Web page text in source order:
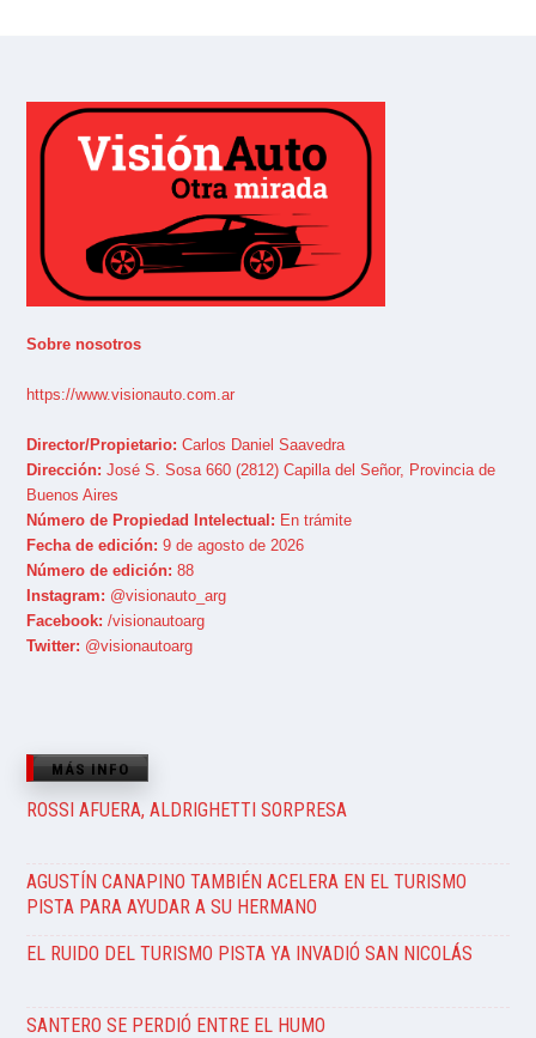
Sobre nosotros
https://www.visionauto.com.ar
Director/Propietario: Carlos Daniel Saavedra
Dirección: José S. Sosa 660 (2812) Capilla del Señor, Provincia de
Buenos Aires
Número de Propiedad Intelectual: En trámite
Fecha de edición: 9 de agosto de 2026
Número de edición: 88
Instagram: @visionauto_arg
Facebook: /visionautoarg
Twitter: @visionautoarg
MÁS INFO
ROSSI AFUERA, ALDRIGHETTI SORPRESA
AGUSTÍN CANAPINO TAMBIÉN ACELERA EN EL TURISMO
PISTA PARA AYUDAR A SU HERMANO
EL RUIDO DEL TURISMO PISTA YA INVADIÓ SAN NICOLÁS
SANTERO SE PERDIÓ ENTRE EL HUMO